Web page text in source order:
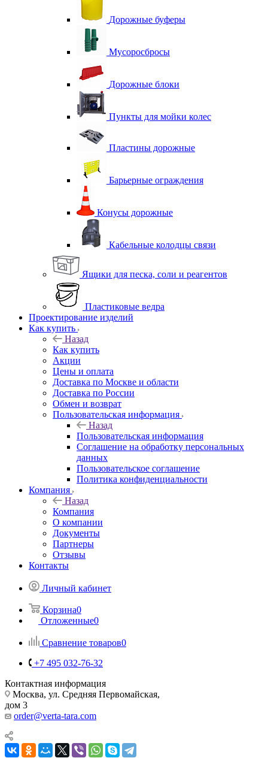
Дорожные буферы
Мусоросбросы
Дорожные блоки
Пункты для мойки колес
Пластины дорожные
Барьерные ограждения
Конусы дорожные
Кабельные колодцы связи
Ящики для песка, соли и реагентов
Пластиковые ведра
Проектирование изделий
Как купить
Назад
Как купить
Акции
Цены и оплата
Доставка по Москве и области
Доставка по России
Обмен и возврат
Пользовательская информация
Назад
Пользовательская информация
Соглашение на обработку персональных
данных
Пользовательское соглашение
Политика конфиденциальности
Компания
Назад
Компания
О компании
Документы
Партнеры
Отзывы
Контакты
Личный кабинет
Корзина0
Отложенные0
Сравнение товаров0
+7 495 032-76-32
Контактная информация
Москва, ул. Средняя Первомайская,
дом 3
order@verta-tara.com